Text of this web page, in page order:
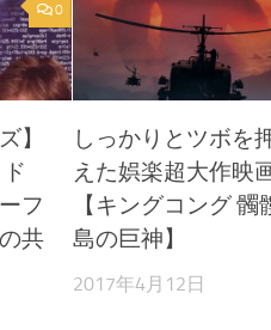
0
】
フ
共
しっかりとツボを
えた娯楽超大作映
【キングコング 髑
島の巨神】
2017年4月12日